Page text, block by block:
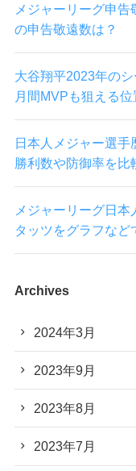
メジャーリーグ申
の申告敬遠数は？
大谷翔平2023年の
月間MVPも狙える位
日本人メジャー選
勝利数や防御率を比
メジャーリーグ日
タッツをグラフなど
Archives
2024年3月
2023年9月
2023年8月
2023年7月